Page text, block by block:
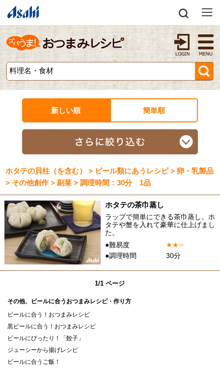
新しい順 簡単順
ホタテの貝柱（を含む） > ビール類にあうレシピ > 卵・乳製品
> その他創作 > 副菜 > 調理時間：30分 1品
ホタテの茶巾蒸し
ラップで簡単にできる茶巾蒸し。ホ
タテや蟹を入れて豪華に仕上げまし
た。
●難易度
★★★
●調理時間
30分
1/1 ページ
その他、ビールに合うおつまみレシピ・作り方
ビールに合う！おつまみレシピ
黒ビールに合う！おつまみレシピ
ビールにぴったり！「餃子」
ジューシーから揚げレシピ
ビールに合うご飯！